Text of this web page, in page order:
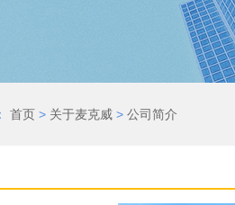
首页 > 关于麦克威 > 公司简介